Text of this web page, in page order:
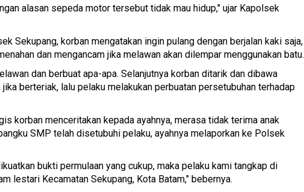
alasan sepeda motor tersebut tidak mau hidup," ujar Kapolsek
Sekupang, korban mengatakan ingin pulang dengan berjalan kaki saja,
dan mengancam jika melawan akan dilempar menggunakan batu.
dan berbuat apa-apa. Selanjutnya korban ditarik dan dibawa
berteriak, lalu pelaku melakukan perbuatan persetubuhan terhadap
korban menceritakan kepada ayahnya, merasa tidak terima anak
SMP telah disetubuhi pelaku, ayahnya melaporkan ke Polsek
bukti permulaan yang cukup, maka pelaku kami tangkap di
lestari Kecamatan Sekupang, Kota Batam," bebernya.